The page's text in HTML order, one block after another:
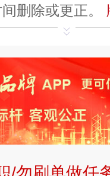
删除或更正。
有内容（文字
权归本站所
本站不生产产
供中介服务。
见，页面信息